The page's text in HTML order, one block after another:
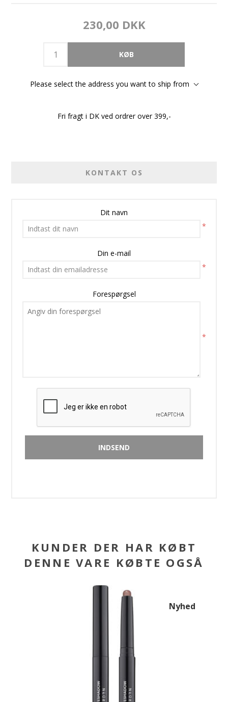
230,00 DKK
Please select the address you want to ship from
Fri fragt i DK ved ordrer over 399,-
KONTAKT OS
Dit navn
*
Din e-mail
*
Forespørgsel
*
KUNDER DER HAR KØBT
DENNE VARE KØBTE OGSÅ
Nyhed